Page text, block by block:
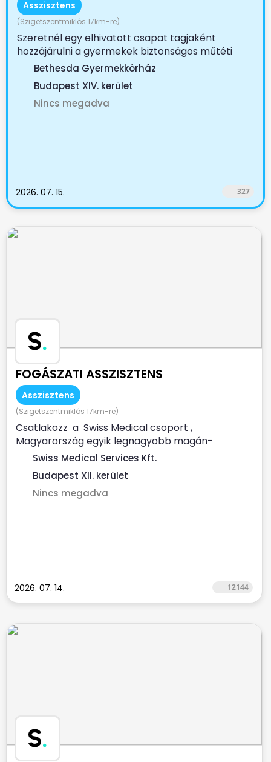
Asszisztens
(Szigetszentmiklós 17km-re)
Szeretnél egy elhivatott csapat tagjaként
hozzájárulni a gyermekek biztonságos műtéti
ellátásához? A...
Bethesda Gyermekkórház
Budapest XIV. kerület
Nincs megadva
2026. 07. 15. 327
S.
FOGÁSZATI ASSZISZTENS
Asszisztens
(Szigetszentmiklós 17km-re)
Csatlakozz a Swiss Medical csoport ,
Magyarország egyik legnagyobb magán-
egészségügyi szolgáltatója...
Swiss Medical Services Kft.
Budapest XII. kerület
Nincs megadva
2026. 07. 14. 12144
S.